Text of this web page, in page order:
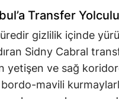
Transfer
gizlilik içinde
Sidny Cabral
yetişen ve sağ
mavili